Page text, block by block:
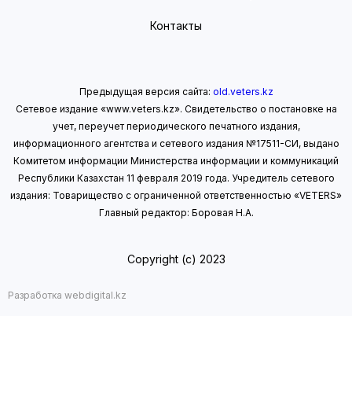
Контакты
Предыдущая версия сайта: old.veters.kz
Сетевое издание «www.veters.kz». Свидетельство о постановке на
учет, переучет периодического печатного издания,
информационного агентства и сетевого издания №17511-СИ, выдано
Комитетом информации Министерства информации и коммуникаций
Республики Казахстан 11 февраля 2019 года. Учредитель сетевого
издания: Товарищество с ограниченной ответственностью «VETERS»
Главный редактор: Боровая Н.А.
Copyright (с) 2023
Разработка webdigital.kz